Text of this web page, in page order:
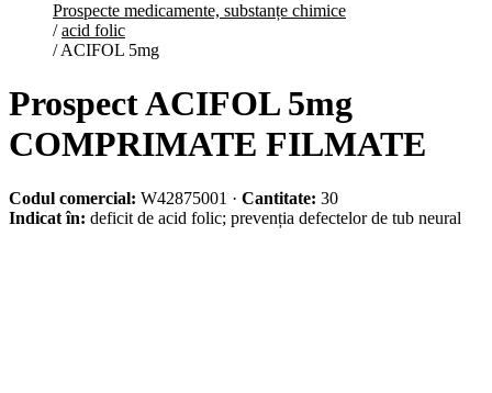
Prospecte medicamente, substanțe chimice
/ acid folic
/ ACIFOL 5mg
Prospect ACIFOL 5mg
COMPRIMATE FILMATE
Codul comercial: W42875001 · Cantitate: 30
Indicat în: deficit de acid folic; prevenția defectelor de tub neural